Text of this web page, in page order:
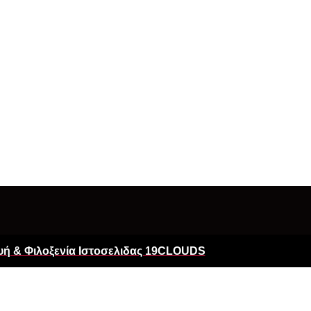
& Φιλοξενία Ιστοσελιδας 19CLOUDS